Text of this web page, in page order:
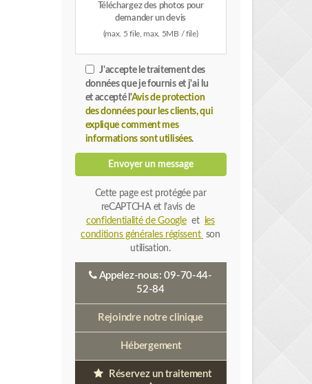
Téléchargez des photos pour
demander un devis
(max. 5 file, max. 5MB / file)
J'accepte le traitement des
données que je fournis et j'ai lu
et accepté l'Avis de protection
des données pour les clients, qui
explique comment mes
informations sont utilisées.
Envoyer un message
Cette page est protégée par
reCAPTCHA et l’avis de
confidentialité de Googleet
les
conditions générales régissent son
utilisation.
Appelez-nous:09-70-44-
52-84
Rejoindre notre clinique
Hébergement
Réservez un traitement